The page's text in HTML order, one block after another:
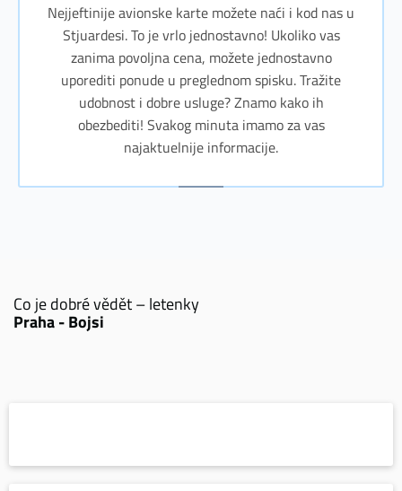
Nejjeftinije avionske karte možete naći i kod nas u
Stjuardesi. To je vrlo jednostavno! Ukoliko vas
zanima povoljna cena, možete jednostavno
uporediti ponude u preglednom spisku. Tražite
udobnost i dobre usluge? Znamo kako ih
obezbediti! Svakog minuta imamo za vas
najaktuelnije informacije.
Co je dobré vědět – letenky
Praha - Bojsi